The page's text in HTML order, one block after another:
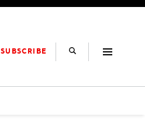
SUBSCRIBE